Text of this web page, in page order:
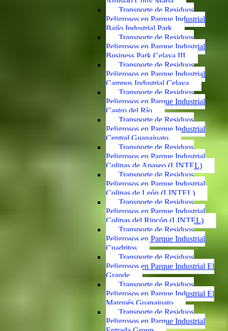
Transporte de Residuos
Peligrosos en Parque Industrial
Bajío Industrial Park
Transporte de Residuos
Peligrosos en Parque Industrial
Business Park Celaya III
Transporte de Residuos
Peligrosos en Parque Industrial
Campus Industrial Celaya
Transporte de Residuos
Peligrosos en Parque Industrial
Castro del Río
Transporte de Residuos
Peligrosos en Parque Industrial
Central Guanajuato
Transporte de Residuos
Peligrosos en Parque Industrial
Colinas de Apaseo (LINTEL)
Transporte de Residuos
Peligrosos en Parque Industrial
Colinas de León (LINTEL)
Transporte de Residuos
Peligrosos en Parque Industrial
Colinas del Rincón (LINTEL)
Transporte de Residuos
Peligrosos en Parque Industrial
Cuadritos
Transporte de Residuos
Peligrosos en Parque Industrial El
Grande
Transporte de Residuos
Peligrosos en Parque Industrial El
Marqués Guanajuato
Transporte de Residuos
Peligrosos en Parque Industrial